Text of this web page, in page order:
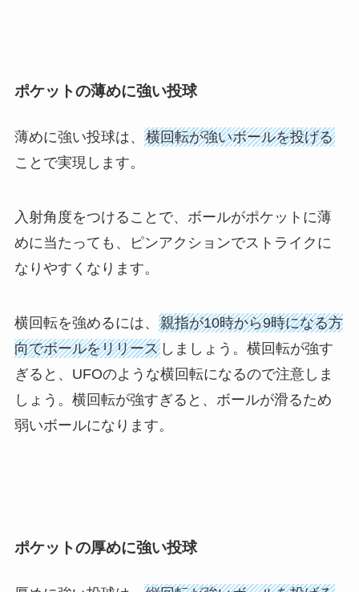
ポケットの薄めに強い投球
薄めに強い投球は、 横回転が強いボールを投げる
ことで実現します。
入射角度をつけることで、ボールがポケットに薄
めに当たっても、ピンアクションでストライクに
なりやすくなります。
横回転を強めるには、 親指が10時から9時になる方
向でボールをリリースしましょう。横回転が強す
ぎると、UFOのような横回転になるので注意しま
しょう。横回転が強すぎると、ボールが滑るため
弱いボールになります。
ポケットの厚めに強い投球